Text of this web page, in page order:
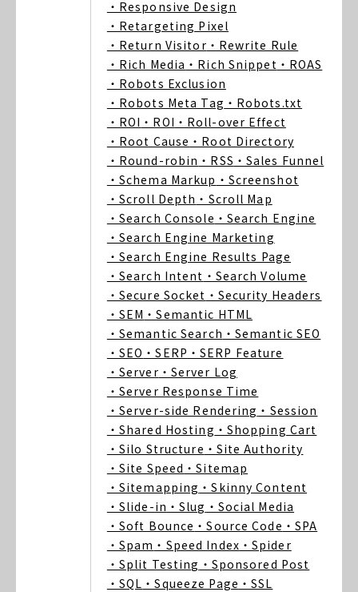
・Responsive Design
・Retargeting Pixel
・Return Visitor ・Rewrite Rule
・Rich Media ・Rich Snippet ・ROAS
・Robots Exclusion
・Robots Meta Tag ・Robots.txt
・ROI ・ROI ・Roll-over Effect
・Root Cause ・Root Directory
・Round-robin ・RSS ・Sales Funnel
・Schema Markup ・Screenshot
・Scroll Depth ・Scroll Map
・Search Console ・Search Engine
・Search Engine Marketing
・Search Engine Results Page
・Search Intent ・Search Volume
・Secure Socket ・Security Headers
・SEM ・Semantic HTML
・Semantic Search ・Semantic SEO
・SEO ・SERP ・SERP Feature
・Server ・Server Log
・Server Response Time
・Server-side Rendering ・Session
・Shared Hosting ・Shopping Cart
・Silo Structure ・Site Authority
・Site Speed ・Sitemap
・Sitemapping ・Skinny Content
・Slide-in ・Slug ・Social Media
・Soft Bounce ・Source Code ・SPA
・Spam ・Speed Index ・Spider
・Split Testing ・Sponsored Post
・SQL ・Squeeze Page ・SSL